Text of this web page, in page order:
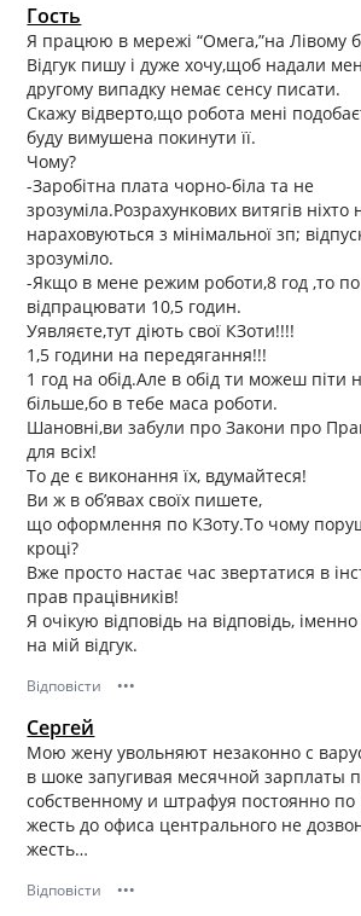
Гость
Я працюю в мережі “Омега,”на Лівому
Відгук пишу і дуже хочу,щоб надали
другому випадку немає сенсу писати.
Скажу відверто,що робота мені
буду вимушена покинути її.
Чому?
-Заробітна плата чорно-біла та не
зрозуміла.Розрахункових витягів ніхто
нараховуються з мінімальної зп;
зрозуміло.
-Якщо в мене режим роботи,8 год ,то
відпрацювати 10,5 годин.
Уявляєте,тут діють свої КЗоти!!!!
1,5 години на передягання!!!
1 год на обід.Але в обід ти можеш піти
більше,бо в тебе маса роботи.
Шановні,ви забули про Закони про
для всіх!
То де є виконання їх, вдумайтеся!
Ви ж в об’явах своїх пишете,
що оформлення по КЗоту.То чому
кроці?
Вже просто настає час звертатися в
прав працівників!
Я очікую відповідь на відповідь, іменно
на мій відгук.
Відповісти •••
Сергей
Мою жену увольняют незаконно с
в шоке запугивая месячной зарплаты
собственному и штрафуя постоянно по
жесть до офиса центрального не
жесть…
Відповісти •••